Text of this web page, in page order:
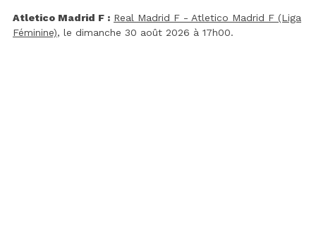
Atletico Madrid F : Real Madrid F - Atletico Madrid F (Liga
Féminine), le dimanche 30 août 2026 à 17h00.